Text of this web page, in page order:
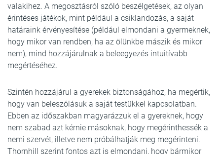
valakihez. A megosztásról szóló beszélgetések, az olyan
érintéses játékok, mint például a csiklandozás, a saját
határaink érvényesítése (például elmondani a gyermeknek,
hogy mikor van rendben, ha az ölünkbe mászik és mikor
nem), mind hozzájárulnak a beleegyezés intuitívabb
megértéséhez.
Szintén hozzájárul a gyerekek biztonságához, ha megértik,
hogy van beleszólásuk a saját testükkel kapcsolatban.
Ebben az időszakban magyarázzuk el a gyereknek, hogy
nem szabad azt kérnie másoknak, hogy megérinthessék a
nemi szervét, illetve nem próbálhatják meg megérinteni.
Thornhill szerint fontos azt is elmondani, hogy bármikor